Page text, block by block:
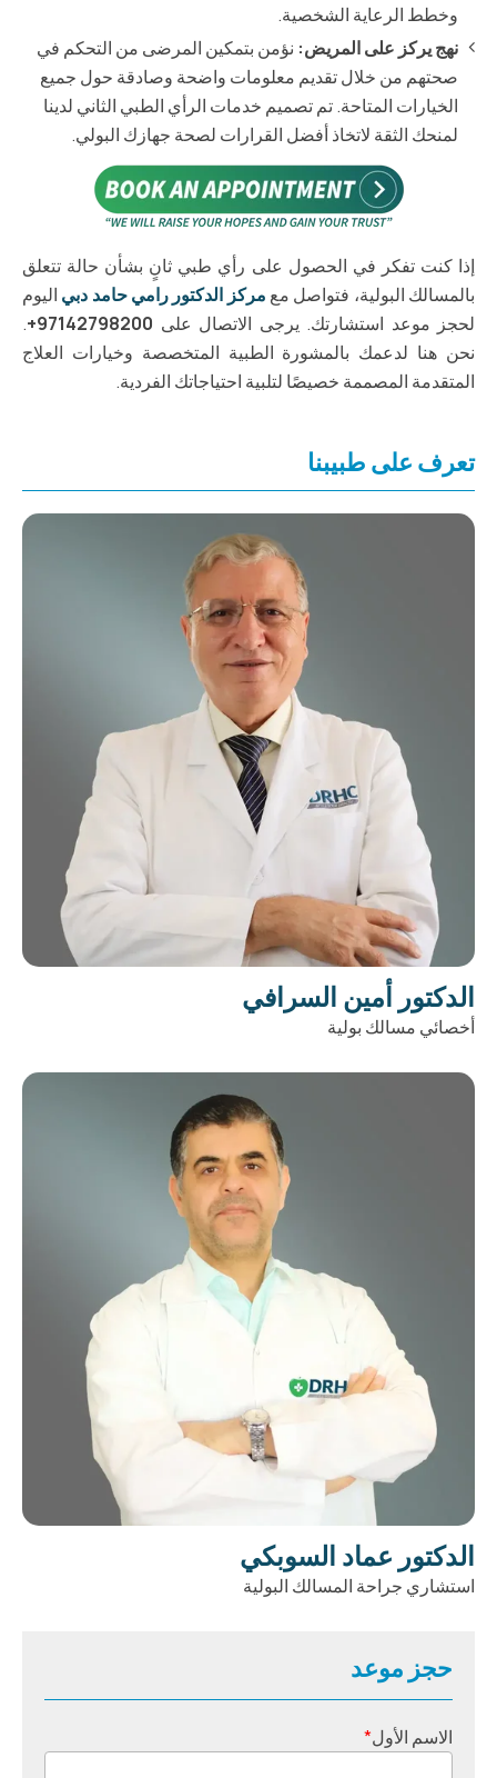
وخطط الرعاية الشخصية.
نهج يركز على المريض: نؤمن بتمكين المرضى من التحكم في
صحتهم من خلال تقديم معلومات واضحة وصادقة حول جميع
الخيارات المتاحة. تم تصميم خدمات الرأي الطبي الثاني لدينا
لمنحك الثقة لاتخاذ أفضل القرارات لصحة جهازك البولي.
إذا كنت تفكر في الحصول على رأي طبي ثانٍ بشأن حالة تتعلق
بالمسالك البولية، فتواصل مع مركز الدكتور رامي حامد دبي اليوم
لحجز موعد استشارتك. يرجى الاتصال على 97142798200+
.
نحن هنا لدعمك بالمشورة الطبية المتخصصة وخيارات العلاج
المتقدمة المصممة خصيصًا لتلبية احتياجاتك الفردية.
تعرف على طبيبنا
الدكتور أمين السرافي
أخصائي مسالك بولية
الدكتور عماد السوبكي
استشاري جراحة المسالك البولية
حجز موعد
الاسم الأول*